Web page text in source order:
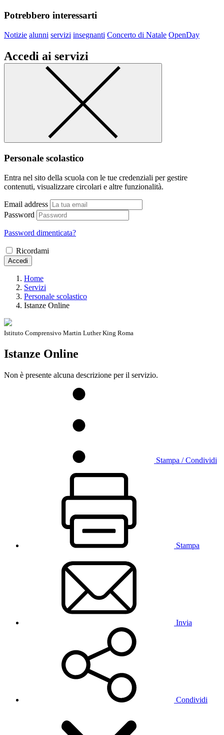
Potrebbero interessarti
Notizie alunni servizi insegnanti Concerto di Natale OpenDay
Accedi ai servizi
Personale scolastico
Entra nel sito della scuola con le tue credenziali per gestire
contenuti, visualizzare circolari e altre funzionalità.
Email address
Password
Password dimenticata?
Ricordami
Accedi
Home
Servizi
Personale scolastico
Istanze Online
Istituto Comprensivo Martin Luther King Roma
Istanze Online
Non è presente alcuna descrizione per il servizio.
Stampa / Condividi
Stampa
Invia
Condividi